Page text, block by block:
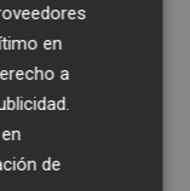
primitiu
El
Raval ss.
(expansió
la Creu);
en
a
de